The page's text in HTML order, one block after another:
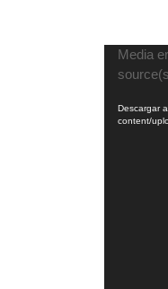
Media
Descargar
content/